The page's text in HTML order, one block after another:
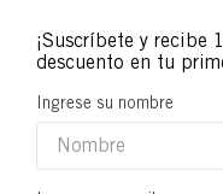
Ingrese su nombre